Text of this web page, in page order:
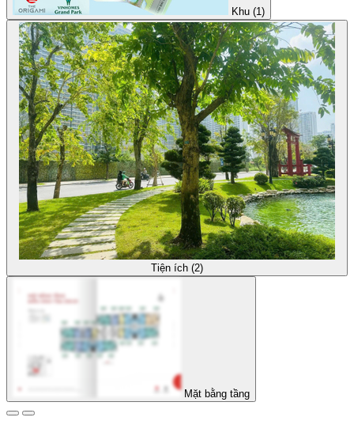
Khu (1)
Tiện ích (2)
Mặt bằng tầng